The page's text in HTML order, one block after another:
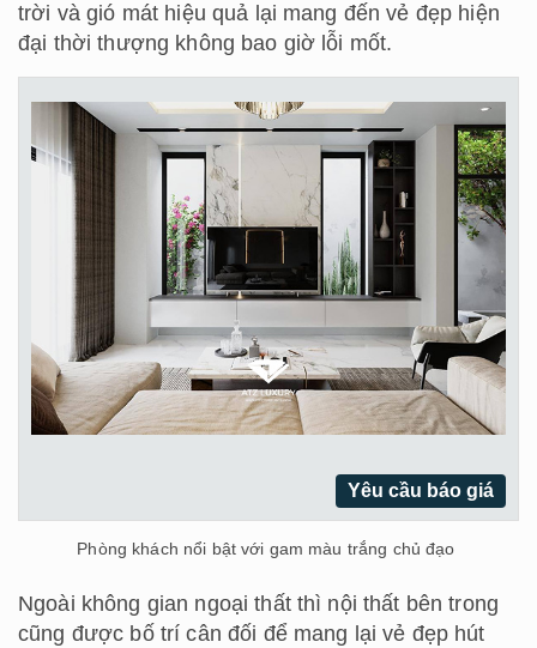
trời và gió mát hiệu quả lại mang đến vẻ đẹp hiện
đại thời thượng không bao giờ lỗi mốt.
Yêu cầu báo giá
Phòng khách nổi bật với gam màu trắng chủ đạo
Ngoài không gian ngoại thất thì nội thất bên trong
cũng được bố trí cân đối để mang lại vẻ đẹp hút